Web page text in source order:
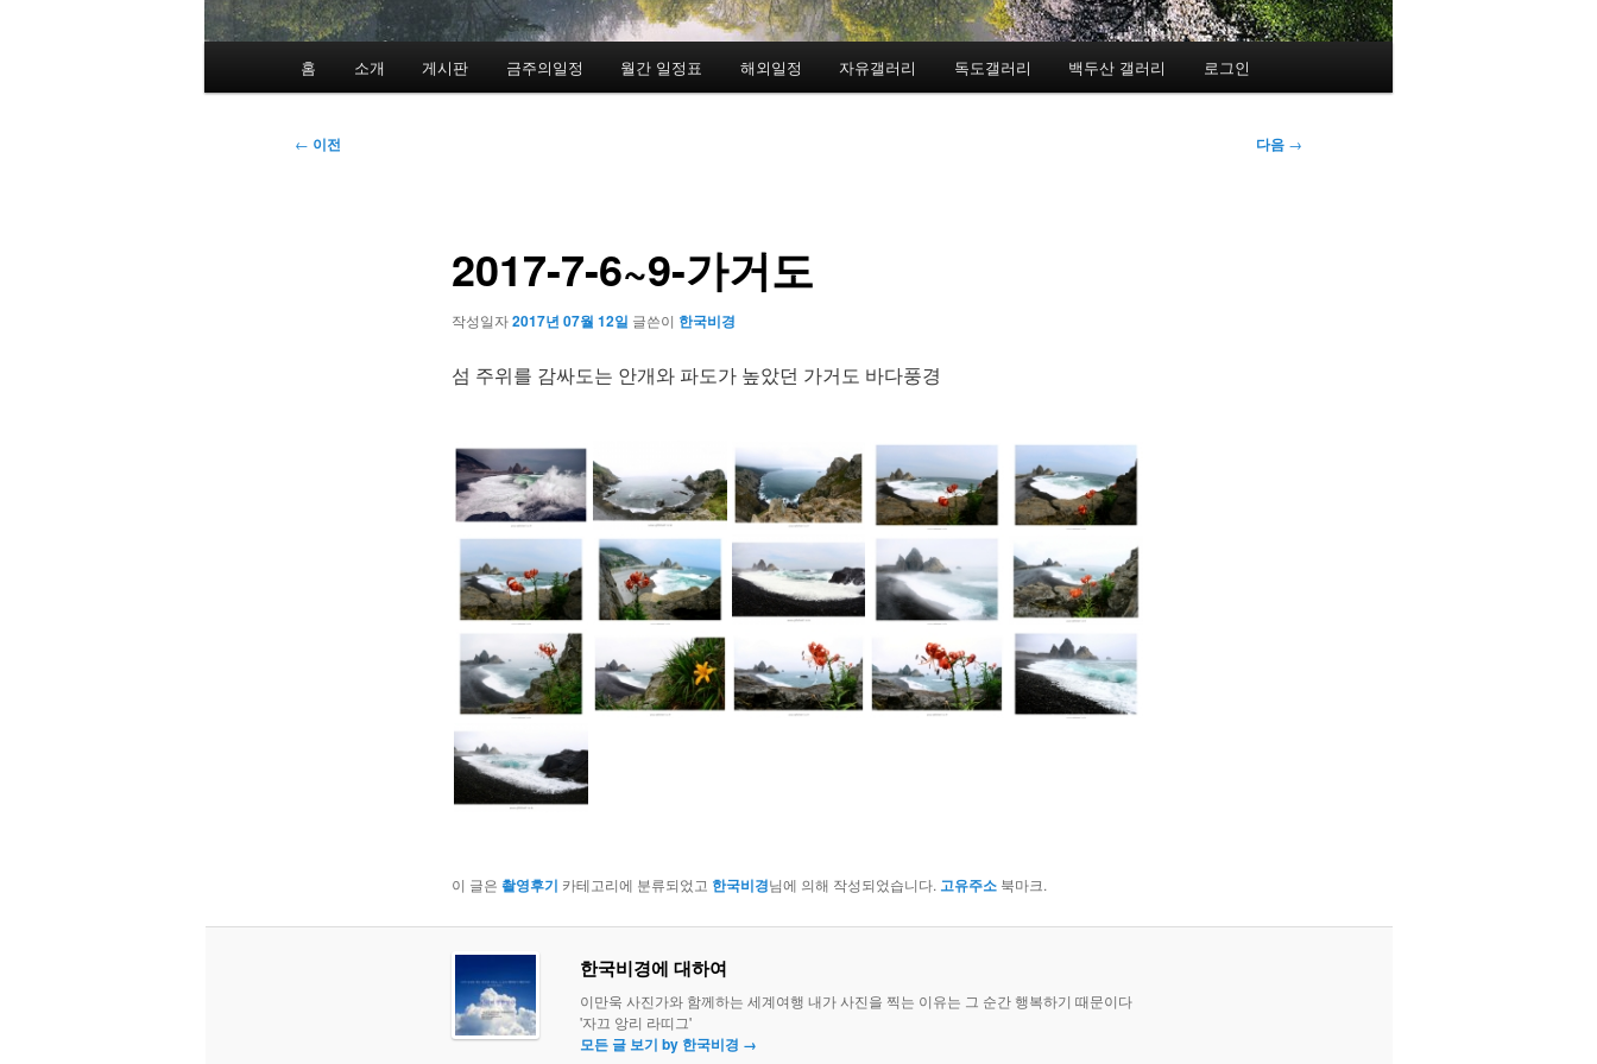
홈 소개 게시판 금주의일정 월간 일정표 해외일정 자유갤러리 독도갤러리 백두산 갤러리 로그인
글
← 이전 다음 →
2017-7-6~9-가거도
작성일자2017년 07월 12일 글쓴이 한국비경
섬 주위를 감싸도는 안개와 파도가 높았던 가거도 바다풍경
이 글은 촬영후기 카테고리에 분류되었고 한국비경님에 의해 작성되었습니다. 고유주소북마크.
한국비경에 대하여
이만욱 사진가와 함께하는 세계여행 내가 사진을 찍는 이유는 그 순간 행복하기 때문이다
'자끄 앙리 라띠그'
모든 글 보기 by 한국비경 →